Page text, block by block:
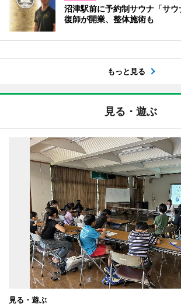
沼津駅前に予約制サウナ「サ
復師が開業、整体施術も
もっと見る
見る・遊ぶ
見る・遊ぶ